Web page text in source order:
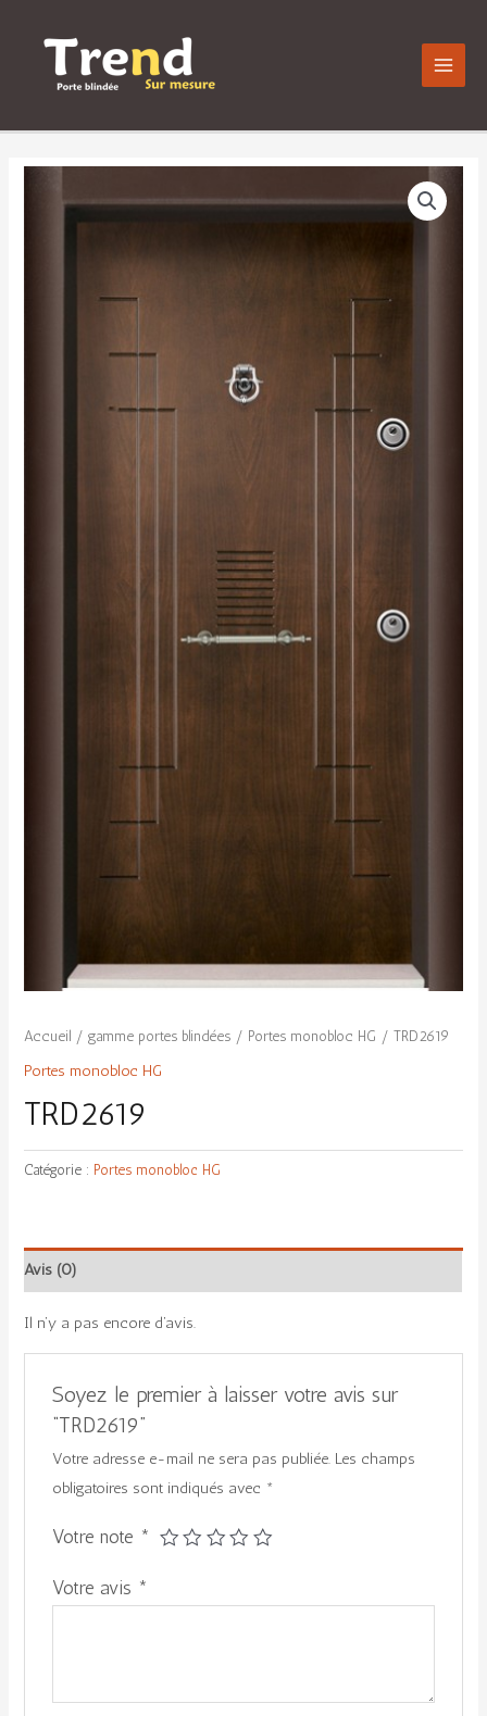
Accueil /gamme portes blindées / Portes monobloc HG / TRD2619
Portes monobloc HG
TRD2619
Catégorie : Portes monobloc HG
Avis (0)
Il n’y a pas encore d’avis.
Soyez le premier à laisser votre avis sur
“TRD2619”
Votre adresse e-mail ne sera pas publiée. Les champs
obligatoires sont indiqués avec *
Votre note *
Votre avis *